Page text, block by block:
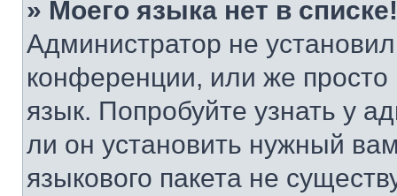
» Моего языка нет в списке!
Администратор не
конференции, или же
язык. Попробуйте узнать у
ли он установить нужный
языкового пакета не